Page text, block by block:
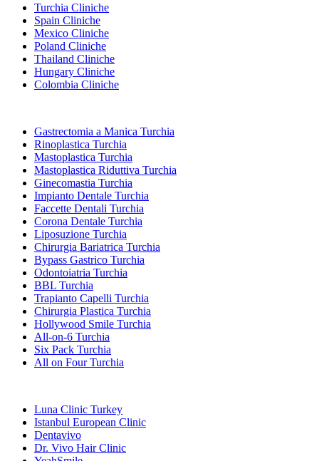
Turchia Cliniche
Spain Cliniche
Mexico Cliniche
Poland Cliniche
Thailand Cliniche
Hungary Cliniche
Colombia Cliniche
Gastrectomia a Manica Turchia
Rinoplastica Turchia
Mastoplastica Turchia
Mastoplastica Riduttiva Turchia
Ginecomastia Turchia
Impianto Dentale Turchia
Faccette Dentali Turchia
Corona Dentale Turchia
Liposuzione Turchia
Chirurgia Bariatrica Turchia
Bypass Gastrico Turchia
Odontoiatria Turchia
BBL Turchia
Trapianto Capelli Turchia
Chirurgia Plastica Turchia
Hollywood Smile Turchia
All-on-6 Turchia
Six Pack Turchia
All on Four Turchia
Luna Clinic Turkey
Istanbul European Clinic
Dentavivo
Dr. Vivo Hair Clinic